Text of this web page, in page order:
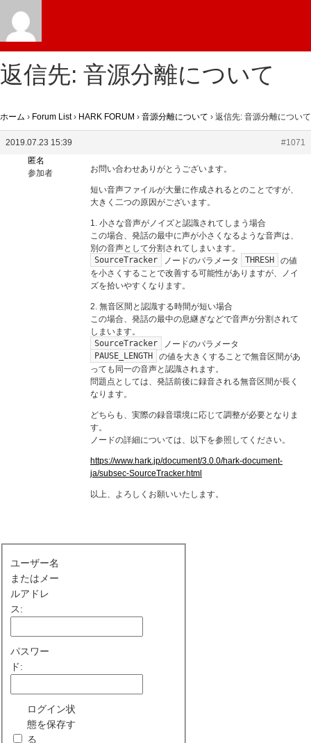
返信先: 音源分離について
ホーム › Forum List › HARK FORUM › 音源分離について › 返信先: 音源分離について
2019.07.23 15:39
#1071
匿名
参加者
お問い合わせありがとうございます。
短い音声ファイルが大量に作成されるとのことですが、
大きく二つの原因がございます。
1. 小さな音声がノイズと認識されてしまう場合
この場合、発話の最中に声が小さくなるような音声は、
別の音声として分割されてしまいます。
SourceTracker
ノードのパラメータ THRESH
の値
を小さくすることで改善する可能性がありますが、ノイ
ズを拾いやすくなります。
2. 無音区間と認識する時間が短い場合
この場合、発話の最中の息継ぎなどで音声が分割されて
しまいます。
SourceTracker
ノードのパラメータ
PAUSE_LENGTH
の値を大きくすることで無音区間があ
っても同一の音声と認識されます。
問題点としては、発話前後に録音される無音区間が長く
なります。
どちらも、実際の録音環境に応じて調整が必要となりま
す。
ノードの詳細については、以下を参照してください。
https://www.hark.jp/document/3.0.0/hark-document-
ja/subsec-SourceTracker.html
以上、よろしくお願いいたします。
ユーザー名
またはメー
ルアドレ
ス:
パスワー
ド:
ログイン状
態を保存す
る